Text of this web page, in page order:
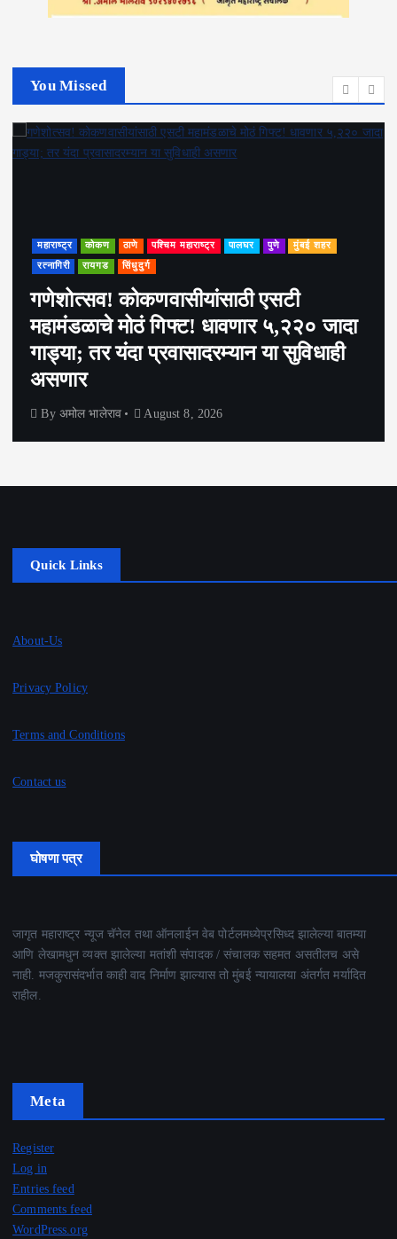
You Missed
महाराष्ट्र कोकण ठाणे पश्चिम महाराष्ट्र पालघर पुणे मुंबई शहर
रत्नागिरी रायगड सिंधुदुर्ग
गणेशोत्सव! कोकणवासीयांसाठी एसटी
महामंडळाचे मोठं गिफ्ट! धावणार ५,२२० जादा
गाड्या; तर यंदा प्रवासादरम्यान या सुविधाही
असणार
By अमोल भालेराव August 8, 2026
Quick Links
About-Us
Privacy Policy
Terms and Conditions
Contact us
घोषणा पत्र
जागृत महाराष्ट्र न्यूज चॅनेल तथा ऑनलाईन वेब पोर्टलमध्येप्रसिध्द झालेल्या बातम्या
आणि लेखामधुन व्यक्त झालेल्या मतांशी संपादक / संचालक सहमत असतीलच असे
नाही. मजकुरासंदर्भात काही वाद निर्माण झाल्यास तो मुंबई न्यायालया अंतर्गत मर्यादित
राहील.
Meta
Register
Log in
Entries feed
Comments feed
WordPress.org